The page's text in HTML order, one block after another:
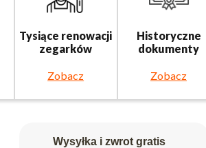
Tysiące renowacji
zegarków
Zobacz
Historyczne
dokumenty
Zobacz
Wysyłka i zwrot gratis